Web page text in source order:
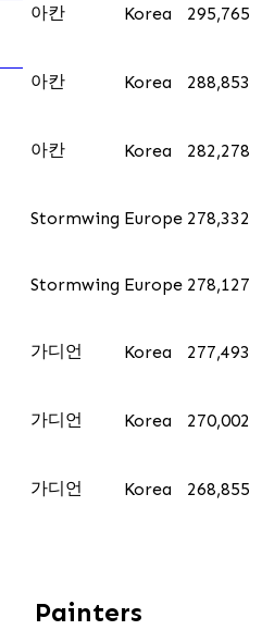
아칸 Korea 295,765
아칸 Korea 288,853
아칸 Korea 282,278
Stormwing Europe 278,332
Stormwing Europe 278,127
가디언 Korea 277,493
가디언 Korea 270,002
가디언 Korea 268,855
Painters